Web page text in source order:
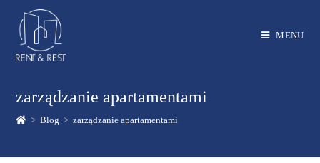
MENU
zarządzanie apartamentami
> Blog > zarządzanie apartamentami